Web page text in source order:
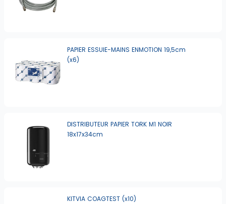
PAPIER ESSUIE-MAINS ENMOTION 19,5cm
(x6)
DISTRIBUTEUR PAPIER TORK M1 NOIR
18x17x34cm
KITVIA COAGTEST (x10)